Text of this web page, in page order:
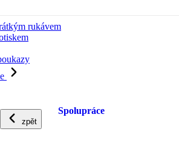
rukávem
zpět
Spolupráce